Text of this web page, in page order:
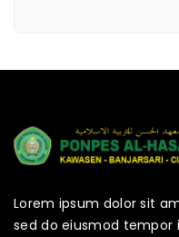
Lorem ipsum dolor sit
sed do eiusmod